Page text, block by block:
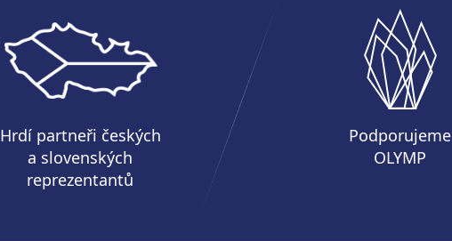
Hrdí partneři českých
a slovenských
reprezentantů
Podporujeme
OLYMP